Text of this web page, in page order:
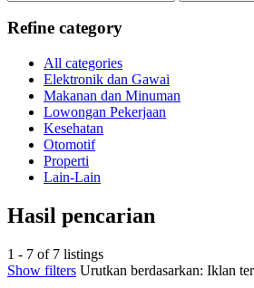
Refine category
All categories
Elektronik dan Gawai
Makanan dan Minuman
Lowongan Pekerjaan
Kesehatan
Otomotif
Properti
Lain-Lain
Hasil pencarian
1 - 7 of 7 listings
Show filters Urutkan berdasarkan: Iklan